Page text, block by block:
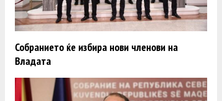
Собранието ќе избира нови членови на
Владата